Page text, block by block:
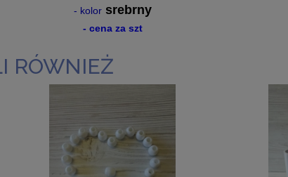
- kolorsrebrny
- cena za szt
RÓWNIEŻ